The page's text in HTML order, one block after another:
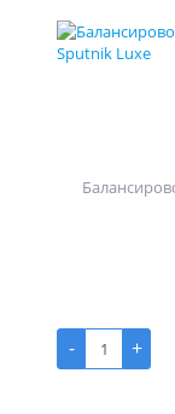
-
+